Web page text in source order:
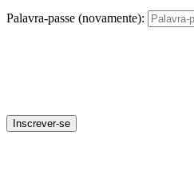
Palavra-passe (novamente):
Inscrever-se